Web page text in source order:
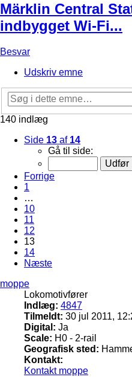
Märklin Central
indbygget Wi-Fi...
Besvar
Udskriv emne
140 indlæg
Side 13 af 14
Gå til side:
Forrige
1
…
10
11
12
13
14
Næste
moppe
Lokomotivfører
Indlæg: 4847
Tilmeldt: 30 jul 2011,
Digital: Ja
Scale: H0 - 2-rail
Geografisk sted:
Kontakt:
Kontakt moppe